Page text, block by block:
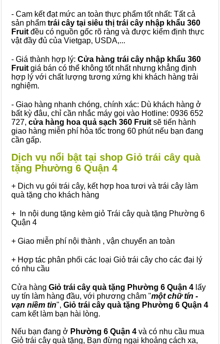
- Cam kết đạt mức an toàn thực phẩm tốt nhất: Tất cả
sản phẩm trái cây tại siêu thị trái cây nhập khẩu 360
Fruit đều có nguồn gốc rõ ràng và được kiểm định thực
vật đầy đủ của Vietgap, USDA,...
- Giá thành hợp lý: Cửa hàng trái cây nhập khẩu 360
Fruit giá bán có thể không tốt nhất nhưng khẳng định
hợp lý với chất lượng tương xứng khi khách hàng trải
nghiệm.
- Giao hàng nhanh chóng, chính xác: Dù khách hàng ở
bất kỳ đâu, chỉ cần nhắc máy gọi vào Hotline: 0936 652
727, cửa hàng hoa quả sạch 360 Fruit sẽ tiến hành
giao hàng miễn phí hỏa tốc trong 60 phút nếu bạn đang
cần gấp.
Dịch vụ nổi bật tại shop Giỏ trái cây quà
tặng Phường 6 Quận 4
+ Dịch vụ gói trái cây, kết hợp hoa tươi và trái cây làm
quà tặng cho khách hàng
+ In nội dung tặng kèm giỏ Trái cây quà tặng Phường 6
Quận 4
+ Giao miễn phí nội thành , vận chuyển an toàn
+ Hợp tác phân phối các loại Giỏ trái cây cho các đại lý
có nhu cầu
Cửa hàng Giỏ trái cây quà tặng Phường 6 Quận 4 lấy
uy tín làm hàng đầu, với phương châm "một chữ tín -
vạn niềm tin", Giỏ trái cây quà tặng Phường 6 Quận 4
cam kết làm bạn hài lòng.
Nếu bạn đang ở Phường 6 Quận 4 và có nhu cầu mua
Giỏ trái cây quà tặng, Bạn đừng ngại khoảng cách xa,